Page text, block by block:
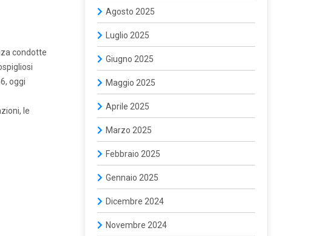
condotte
oggi
le
Agosto 2025
Luglio 2025
Giugno 2025
Maggio 2025
Aprile 2025
Marzo 2025
Febbraio 2025
Gennaio 2025
Dicembre 2024
Novembre 2024